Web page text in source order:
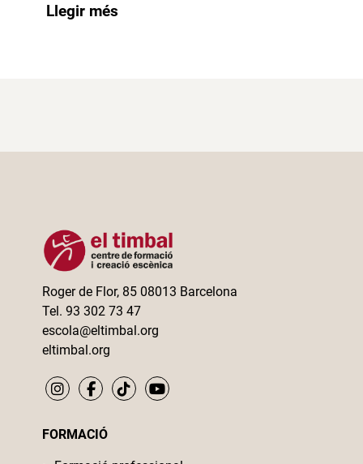
Llegir més
Roger de Flor, 85 08013 Barcelona
Tel. 93 302 73 47
escola@eltimbal.org
eltimbal.org
FORMACIÓ